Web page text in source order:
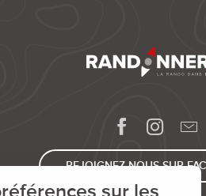
REJOIGNEZ-NOUS SUR